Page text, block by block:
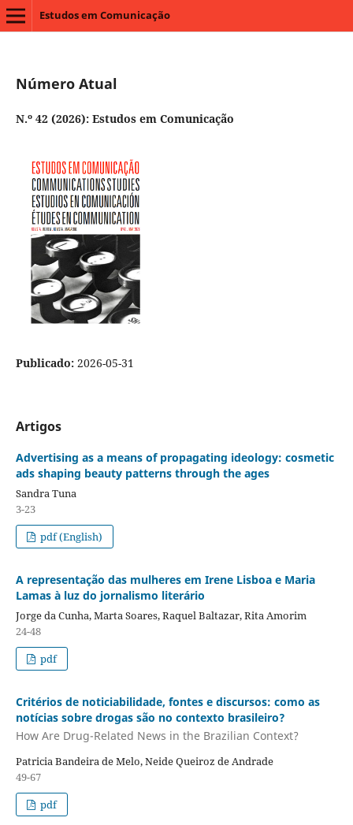
Estudos em Comunicação
Número Atual
N.º 42 (2026): Estudos em Comunicação
Publicado: 2026-05-31
Artigos
Advertising as a means of propagating ideology: cosmetic
ads shaping beauty patterns through the ages
Sandra Tuna
3-23
pdf (English)
A representação das mulheres em Irene Lisboa e Maria
Lamas à luz do jornalismo literário
Jorge da Cunha, Marta Soares, Raquel Baltazar, Rita Amorim
24-48
pdf
Critérios de noticiabilidade, fontes e discursos: como as
notícias sobre drogas são no contexto brasileiro?
How Are Drug-Related News in the Brazilian Context?
Patricia Bandeira de Melo, Neide Queiroz de Andrade
49-67
pdf